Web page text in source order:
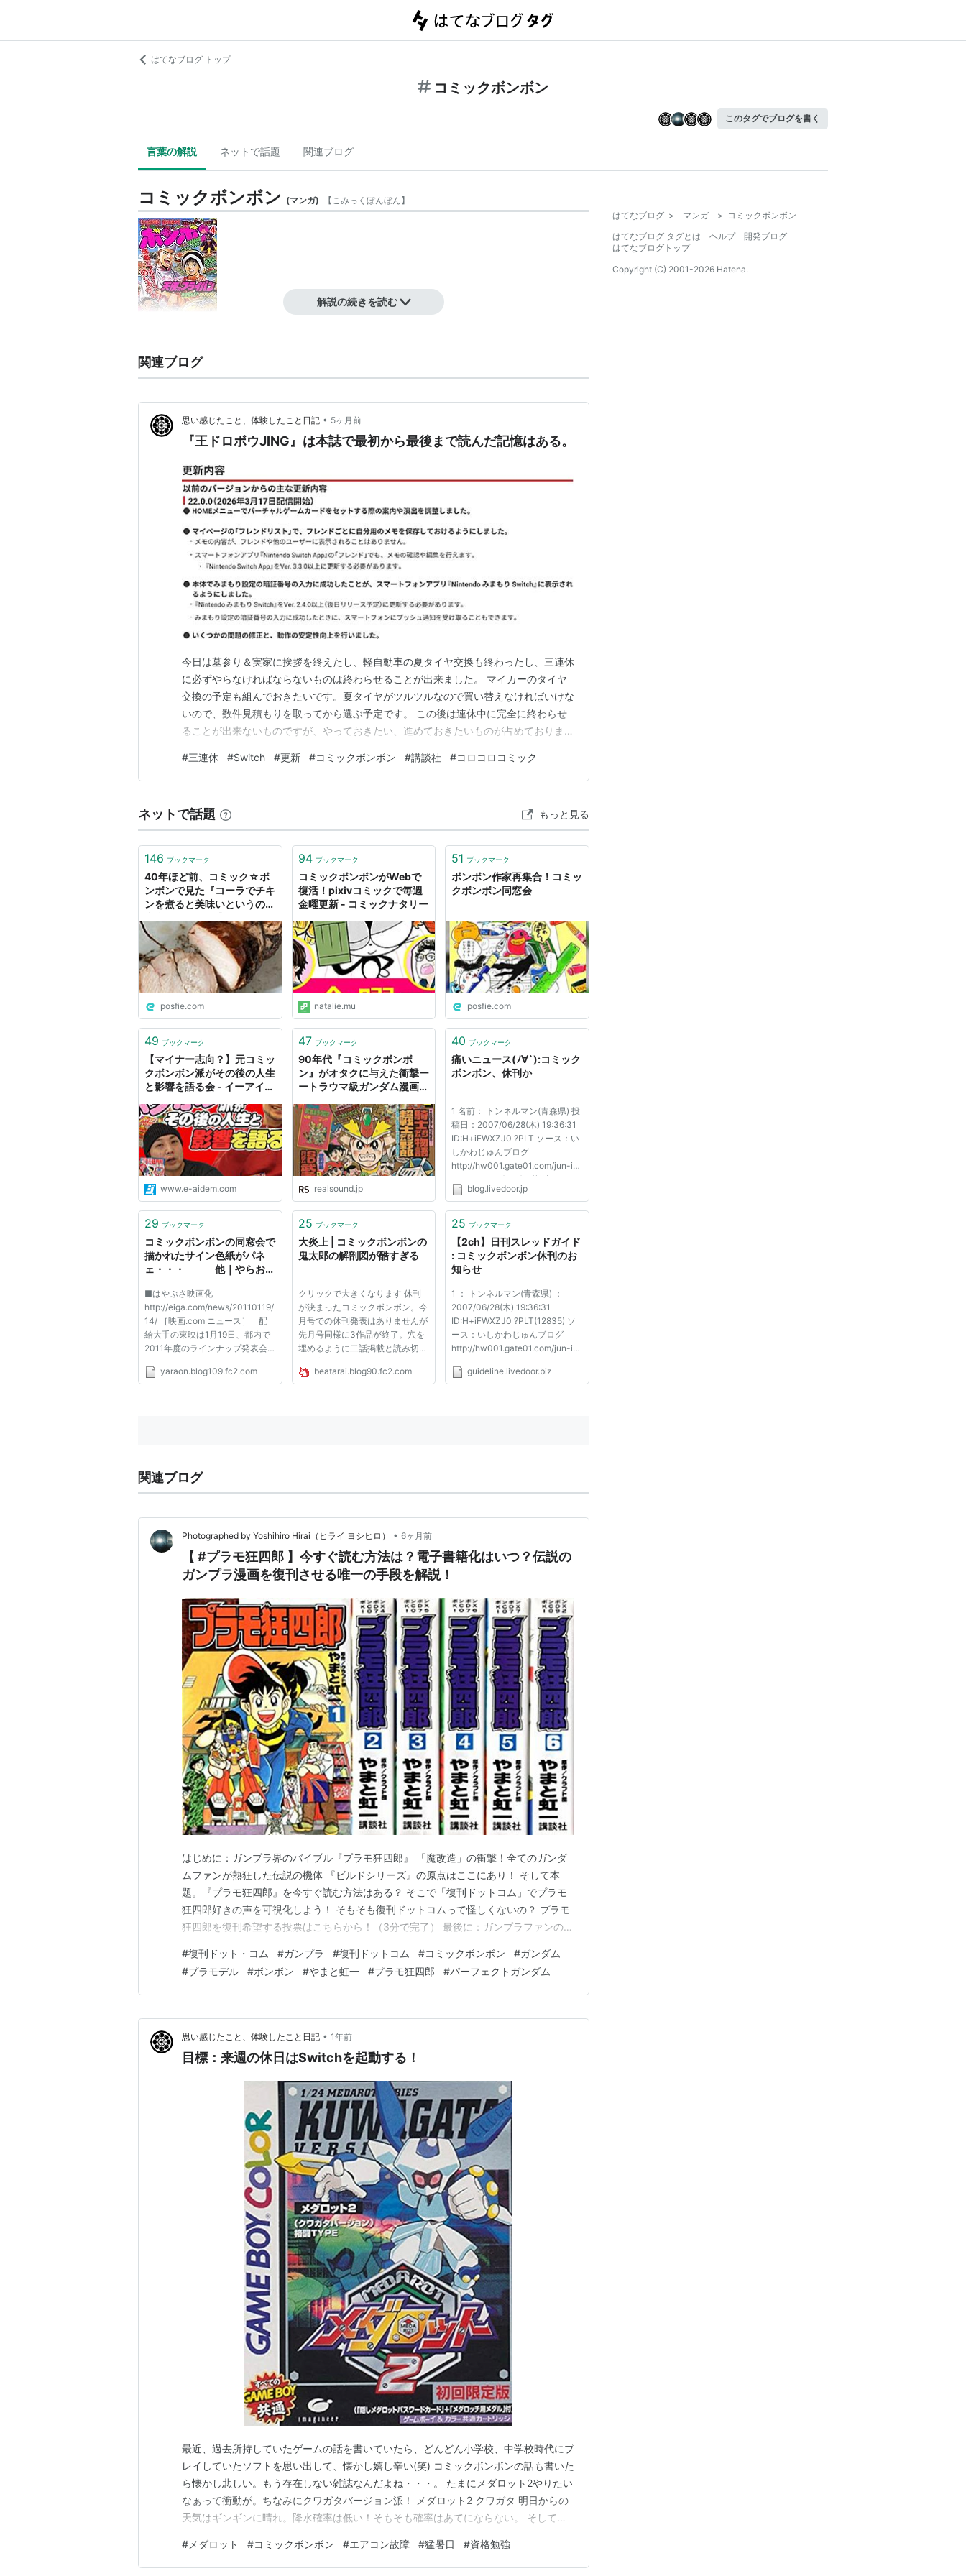
はてなブログ トップ
コミックボンボン
このタグでブログを書く
言葉の解説 ネットで話題 関連ブログ
コミックボンボン (マンガ) 【こみっくぼんぼん】
から連載開始の『プラモ狂四郎』とグラビアページの特集の合わせ技で、ガンプラブー
えば読者をバカにしない質の高いもので、またボンボンの読者層にとっては目新しいも
のだった。本格的なモデリングに通じる技術の紹介も行われ、誌面で行われた「全国少
年プラモチャンピオン大会」で優勝した新井智之氏が後に一線で活躍するプロモデラー
になるという成功物語もあった。
判型や厚みは先行したコロコロコミックに似ていた*2が、コロコロがドラえもんを擁
し、小学生向けの手堅い内容であるのに対し、こちらのメインはガンダムや仮面ライダ
ーなど、少々オタク寄り。
かつては唯一？のガンダムバイブルとして幅を利かせていたが、最近は同社のマガジン
Zや角川書店のガンダムエースにガンダムネタを取られてしまって、少し寂しい。
2007年11月15日発売の12月号をもって休刊。
関連 漫画誌
作品が掲載された主な作家
やまと虹一（『プラモ狂四郎』『超戦士ガンダム野郎』『SD武者ガンダム風雲
録』）
横井孝二（"横井画伯"、『元祖！SDガンダム』）
本山一城（"モト珍"、『スーパーマリオ』シリーズ*3）
池原しげと（『ロックンゲームボーイ』『ロックマン』シリーズ）
近藤和久（『MS戦記』）
御童カズヒコ（『元祖温泉ガッパドンバ』）
ほしの竜一（『騎士ガンダム物語』）
赤塚不二夫（『平成天才バカボン』）
水木しげる（『ゲゲゲの鬼太郎』シリーズ）
柴山みのる（『やっぱ！アホーガンよ』）
誌面や劇中に登場した実在の人物
小田雅弘（モデラー、「ストリーム・ベース」の一員）
高橋昌也（モデラー、「ストリーム・ベース」の一員）
川口克己（モデラー、「ストリーム・ベース」の一員。後にバンダイに入社し、「バ
ンダイの川口名人」としても登場。）
小澤勝三（"ヒゲのプラモ怪人"）
カードダス土田（バンダイのカードダス担当）
柴崎お師匠（バンダイのカードダス担当）
ニャゴ神（バンダイのガシャポン担当の土信田さん）
ガンドラ中西（バンダイのガシャポン『ガンドランダー』シリーズ担当）
久慈さん（モト珍や帯ひろ志の漫画によく出てきた編集者）
大津好満（モデラー）
速水仁司（モデラー）
今地芳章（モデラー）
草刈健一（モデラー）
三河店長（バンダイ直営店「B-CLUB SHOP」の店長）
米田浩二郎（編集者。『元祖！SDガンダム』には"SDヨネダ""ボンボン男"として登
場）
*1:創刊号の特別企画はガンプラ1008人プレゼント。当時はガンプラブームで品不足の
真っ直中だった。
解説の続きを読む
関連ブログ
思い感じたこと、体験したこと日記 • 5ヶ月前
『王ドロボウJING』は本誌で最初から最後まで読んだ記憶はある。
今日は墓参り＆実家に挨拶を終えたし、軽自動車の夏タイヤ交換も終わったし、三連休
に必ずやらなければならないものは終わらせることが出来ました。 マイカーのタイヤ
交換の予定も組んでおきたいです。夏タイヤがツルツルなので買い替えなければいけな
いので、数件見積もりを取ってから選ぶ予定です。 この後は連休中に完全に終わらせ
ることが出来ないものですが、やっておきたい、進めておきたいものが占めておりま
関してはちょっと諦めています(笑) 家事と勉強を優先すると、ゲームを楽しむ時間を捻
出できそうにないので、ここ数年はSwitchのシステ…
#三連休 #Switch #更新 #コミックボンボン #講談社 #コロコロコミック
ネットで話題 もっと見る
146 ブックマーク
40年ほど前、コミック☆ボ
ンボンで見た『コーラでチキ
ンを煮ると美味いというのは
で煮込みまくったらクリスマ
ス・イブの朝を迎えた
posfie.com
94 ブックマーク
コミックボンボンがWebで
復活！pixivコミックで毎週
金曜更新 - コミックナタリー
natalie.mu
51 ブックマーク
ボンボン作家再集合！コミッ
クボンボン同窓会
posfie.com
49 ブックマーク
【マイナー志向？】元コミッ
クボンボン派がその後の人生
と影響を語る会 - イーアイデ
www.e-aidem.com
47 ブックマーク
90年代『コミックボンボ
ン』がオタクに与えた衝撃ー
ートラウマ級ガンダム漫画に
realsound.jp
40 ブックマーク
痛いニュース(ﾉ∀`):コミック
ボンボン、休刊か
1 名前： トンネルマン(青森県) 投
稿日：2007/06/28(木) 19:36:31
ID:H+iFWXZJ0 ?PLT ソース：い
しかわじゅんブログ
http://hw001.gate01.com/jun-i/
▽ コミックボンボン休刊か……。
朝日ソノラマがなくなって、ネム
こも厳しいな。 ▽ 関連：月刊コ
http://anime2...
blog.livedoor.jp
29 ブックマーク
コミックボンボンの同窓会で
描かれたサイン色紙がパネ
ェ・・・ 他｜やらお
■はやぶさ映画化
http://eiga.com/news/20110119/
14/ ［映画.com ニュース］ 配
給大手の東映は1月19日、都内で
2011年度のラインナップ発表会
を行った。 7年間60億キロにわた
る飛行の末に貴重な成果を地球に
yaraon.blog109.fc2.com
25 ブックマーク
大炎上 | コミックボンボンの
鬼太郎の解剖図が酷すぎる
クリックで大きくなります 休刊
が決まったコミックボンボン。今
月号での休刊発表はありませんが
先月号同様に3作品が終了。穴を
埋めるように二話掲載と読み切り
が目立ちました。 それよりも今
回は巻頭にあった鬼太郎記事に絶
beatarai.blog90.fc2.com
25 ブックマーク
【2ch】日刊スレッドガイド
: コミックボンボン休刊のお
知らせ
1 ： トンネルマン(青森県) ：
2007/06/28(木) 19:36:31
ID:H+iFWXZJ0 ?PLT(12835) ソ
ース：いしかわじゅんブログ
http://hw001.gate01.com/jun-i/
▽ コミックボンボン休刊か……。
朝日ソノラマがなくなって、ネム
guideline.livedoor.biz
関連ブログ
Photographed by Yoshihiro Hirai（ヒライ ヨシヒロ） • 6ヶ月前
【 #プラモ狂四郎 】今すぐ読む方法は？電子書籍化はいつ？伝説の
ガンプラ漫画を復刊させる唯一の手段を解説！
はじめに：ガンプラ界のバイブル『プラモ狂四郎』 「魔改造」の衝撃！全てのガンダ
ムファンが熱狂した伝説の機体 『ビルドシリーズ』の原点はここにあり！ そして本
題。『プラモ狂四郎』を今すぐ読む方法はある？ そこで「復刊ドットコム」でプラモ
狂四郎好きの声を可視化しよう！ そもそも復刊ドットコムって怪しくないの？ プラモ
狂四郎を復刊希望する投票はこちらから！（3分で完了） 最後に：ガンプラファンの力
郎とＳＤ武者ガンダム風雲録は電子書籍化済みです。 追記：プラモ狂四郎の復刊希望
投票数が増えました！ これも復刊して欲しい！美樹…
#復刊ドット・コム #ガンプラ #復刊ドットコム #コミックボンボン #ガンダム
#プラモデル #ボンボン #やまと虹一 #プラモ狂四郎 #パーフェクトガンダム
思い感じたこと、体験したこと日記 • 1年前
目標：来週の休日はSwitchを起動する！
最近、過去所持していたゲームの話を書いていたら、どんどん小学校、中学校時代にプ
レイしていたソフトを思い出して、懐かし嬉し辛い(笑) コミックボンボンの話も書いた
ら懐かし悲しい。もう存在しない雑誌なんだよね・・・。 たまにメダロット2やりたい
なぁって衝動が。ちなみにクワガタバージョン派！ メダロット2 クワガタ 明日からの
天気はギンギンに晴れ。降水確率は低い！そもそも確率はあてにならない。 そして週
夏休みに入りますし、この暑さを避けられる場所に逃げないと、熱中症で本当に死にま
す。 気を付けないと、もちろん働く大人達も。…
# メダロット #コミックボンボン #エアコン故障 #猛暑日 #資格勉強
はてなブログ > マンガ > コミックボンボン
はてなブログ タグとは
ヘルプ
開発ブログ
はてなブログトップ
Copyright (C) 2001-2026 Hatena.